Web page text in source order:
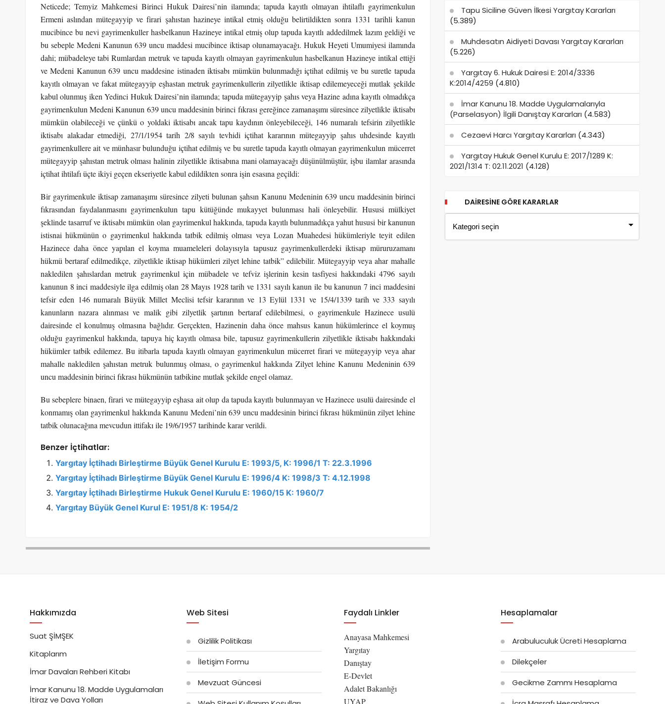
Neticede; Temyiz Mahkemesi Birinci Hukuk Dairesi’nin ilamında; tapuda kayıtlı olmayan ihtilaflı gayrimenkulun
Ermeni aslından mütegayyip ve firari şahıstan hazineye intikal etmiş olduğu belirtildikten sonra 1331 tarihli kanun
mucibince bu nevi gayrimenkuller hasbelkanun Hazineye intikal etmiş olup tapuda kayıtlı addedilmek lazım geldiği ve
bu sebeple Medeni Kanunun 639 uncu maddesi mucibince iktisap olunamayacağı. Hukuk Heyeti Umumiyesi ilamında
dahi; mübadeleye tabi Rumlardan metruk ve tapuda kayıtlı olmayan gayrimenkulun hasbelkanun Hazineye intikal ettiği
ve Medeni Kanunun 639 uncu maddesine istinaden iktisabı mümkün bulunmadığı içtihat edilmiş ve bu suretle tapuda
kayıtlı olmayan ve fakat mütegayyip eşhastan metruk gayrimenkullerin zilyetlikle iktisap edilemeyeceği mutlak şekilde
kabul olunmuş iken Yedinci Hukuk Dairesi’nin ilamında; tapuda mütegayyip şahıs veya Hazine adına kayıtlı olmadıkça
gayrimenkulun Medeni Kanunun 639 uncu maddesinin birinci fıkrası gereğince zamanaşımı süresince zilyetlikle iktisabı
mümkün olabileceği ve çünkü o yoldaki iktisabı ancak tapu kaydının önleyebileceği, 146 numaralı tefsirin zilyetlikle
iktisabı alakadar etmediği, 27/1/1954 tarih 2/8 sayılı tevhidi içtihat kararının mütegayyip şahıs uhdesinde kayıtlı
gayrimenkullere ait ve münhasır bulunduğu içtihat edilmiş ve bu suretle tapuda kayıtlı olmayan gayrimenkulun mücerret
mütegayyip şahıstan metruk olması halinin zilyetlikle iktisabına mani olamayacağı düşünülmüştür, işbu ilamlar arasında
içtihat ihtilafı üçte ikiyi geçen ekseriyetle kabul edildikten sonra işin esasına geçildi:
Bir gayrimenkule iktisap zamanaşımı süresince zilyeti bulunan şahsın Kanunu Medeninin 639 uncu maddesinin birinci
fıkrasından faydalanmasını gayrimenkulun tapu kütüğünde mukayyet bulunması hali önleyebilir. Hususi mülkiyet
şeklinde tasarruf ve iktisabı mümkün olan gayrimenkul hakkında, tapuda kayıtlı bulunmadıkça yahut hususi bir kanunun
istisnai hükmünün o gayrimenkul hakkında tatbik edilmiş olması veya Lozan Muahedesi hükümleriyle teyit edilen
Hazinece daha önce yapılan el koyma muameleleri dolayısıyla tapusuz gayrimenkullerdeki iktisap müruruzamanı
hükmü bertaraf edilmedikçe, zilyetlikle iktisap hükümleri zilyet lehine tatbik” edilebilir. Mütegayyip veya ahar mahalle
nakledilen şahıslardan metruk gayrimenkul için mübadele ve tefviz işlerinin kesin tasfiyesi hakkındaki 4796 sayılı
kanunun 8 inci maddesiyle ilga edilmiş olan 28 Mayıs 1928 tarih ve 1331 sayılı kanun ile bu kanunun 7 inci maddesini
tefsir eden 146 numaralı Büyük Millet Meclisi tefsir kararının ve 13 Eylül 1331 ve 15/4/1339 tarih ve 333 sayılı
kanunların nazara alınması ve malik gibi zilyetlik şartının bertaraf edilebilmesi, o gayrimenkule Hazinece usulü
dairesinde el konulmuş olmasına bağlıdır. Gerçekten, Hazinenin daha önce mahsus kanun hükümlerince el koymuş
olduğu gayrimenkul hakkında, tapuya hiç kayıtlı olmasa bile, tapusuz gayrimenkullerin zilyetlikle iktisabı hakkındaki
hükümler tatbik edilemez. Bu itibarla tapuda kayıtlı olmayan gayrimenkulun mücerret firari ve mütegayyip veya ahar
mahalle nakledilen şahıstan metruk bulunmuş olması, o gayrimenkul hakkında Zilyet lehine Kanunu Medeninin 639
uncu maddesinin birinci fıkrası hükmünün tatbikine mutlak şekilde engel olamaz.
Bu sebeplere binaen, firari ve mütegayyip eşhasa ait olup da tapuda kayıtlı bulunmayan ve Hazinece usulü dairesinde el
konmamış olan gayrimenkul hakkında Kanunu Medeni’nin 639 uncu maddesinin birinci fıkrası hükmünün zilyet lehine
tatbik olunacağına mevcudun ittifakı ile 19/6/1957 tarihinde karar verildi.
Benzer İçtihatlar:
Yargıtay İçtihadı Birleştirme Büyük Genel Kurulu E: 1993/5, K: 1996/1 T: 22.3.1996
Yargıtay İçtihadı Birleştirme Büyük Genel Kurulu E: 1996/4 K: 1998/3 T: 4.12.1998
Yargıtay İçtihadı Birleştirme Hukuk Genel Kurulu E: 1960/15 K: 1960/7
Yargıtay Büyük Genel Kurul E: 1951/8 K: 1954/2
Tapu Siciline Güven İlkesi Yargıtay Kararları
(5.389)
Muhdesatın Aidiyeti Davası Yargıtay Kararları
(5.226)
Yargıtay 6. Hukuk Dairesi E: 2014/3336
K:2014/4259 (4.810)
İmar Kanunu 18. Madde Uygulamalarıyla
(Parselasyon) İlgili Danıştay Kararları (4.583)
Cezaevi Harcı Yargıtay Kararları (4.343)
Yargıtay Hukuk Genel Kurulu E: 2017/1289 K:
2021/1314 T: 02.11.2021 (4.128)
DAIRESINE GÖRE KARARLAR
Hakkımızda
Suat ŞİMŞEK
Kitaplarım
İmar Davaları Rehberi Kitabı
İmar Kanunu 18. Madde Uygulamaları
İtiraz ve Dava Yolları
Web Sitesi
Gizlilik Politikası
İletişim Formu
Mevzuat Güncesi
Faydalı Linkler
Anayasa Mahkemesi
Yargıtay
Danıştay
E-Devlet
Adalet Bakanlığı
UYAP
Hesaplamalar
Arabuluculuk Ücreti Hesaplama
Dilekçeler
Gecikme Zammı Hesaplama